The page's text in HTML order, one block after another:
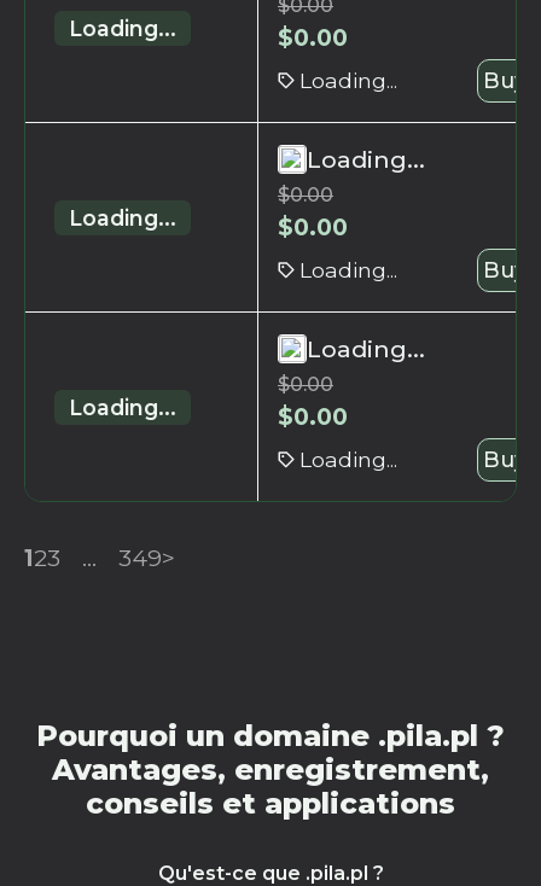
Loading...
$0.00
$0.00
Loading... Buy
Loading...
Loading...
$0.00
$0.00
Loading... Buy
Loading...
Loading...
$0.00
$0.00
Loading... Buy
123 ... 349>
Pourquoi un domaine .pila.pl ?
Avantages, enregistrement,
conseils et applications
Qu'est-ce que .pila.pl ?